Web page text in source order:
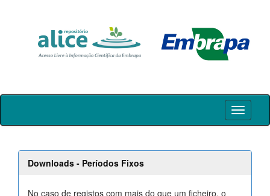
Skip
Downloads - Períodos Fixos
No caso de registos com mais do que um ficheiro, o